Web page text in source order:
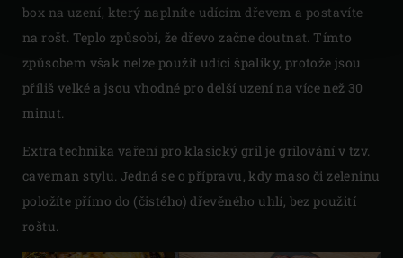
box na uzení, který naplníte udícím dřevem a postavíte
na rošt. Teplo způsobí, že dřevo začne doutnat. Tímto
způsobem však nelze použít udící špalíky, protože jsou
příliš velké a jsou vhodné pro delší uzení na více než 30
minut.
Extra technika vaření pro klasický gril je grilování v tzv.
caveman stylu. Jedná se o přípravu, kdy maso či zeleninu
položíte přímo do (čistého) dřevěného uhlí, bez použití
roštu.